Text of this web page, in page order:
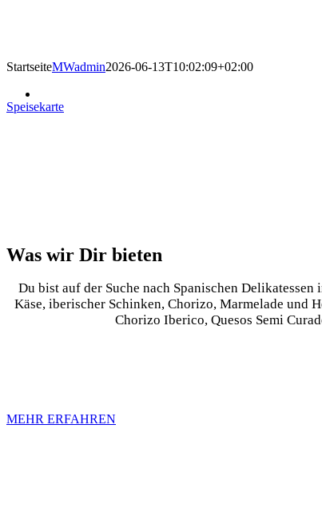
StartseiteMWadmin2026-06-13T10:02:09+02:00
Speisekarte
Was wir Dir bieten
Du bist auf der Suche nach Spanischen
Käse, iberischer Schinken, Chorizo, Marmelade und
Chorizo Iberico, Quesos Semi
MEHR ERFAHREN